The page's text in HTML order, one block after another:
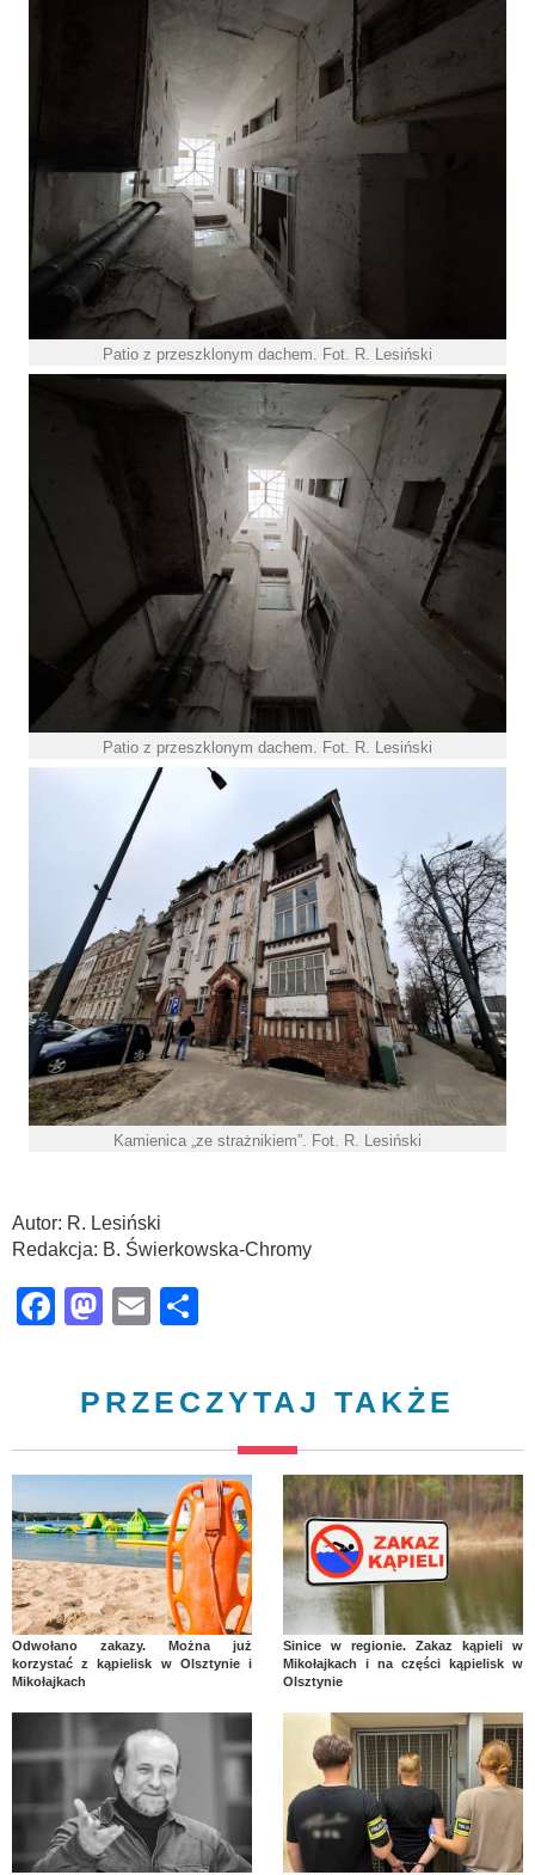
Patio z przeszklonym dachem. Fot. R. Lesiński
Patio z przeszklonym dachem. Fot. R. Lesiński
Kamienica „ze strażnikiem”. Fot. R. Lesiński
Autor: R. Lesiński
Redakcja: B. Świerkowska-Chromy
Facebook
Mastodon
Email
PRZECZYTAJ TAKŻE
Odwołano zakazy. Można już
korzystać z kąpielisk w Olsztynie i
Mikołajkach
Sinice w regionie. Zakaz kąpieli w
Mikołajkach i na części kąpielisk w
Olsztynie